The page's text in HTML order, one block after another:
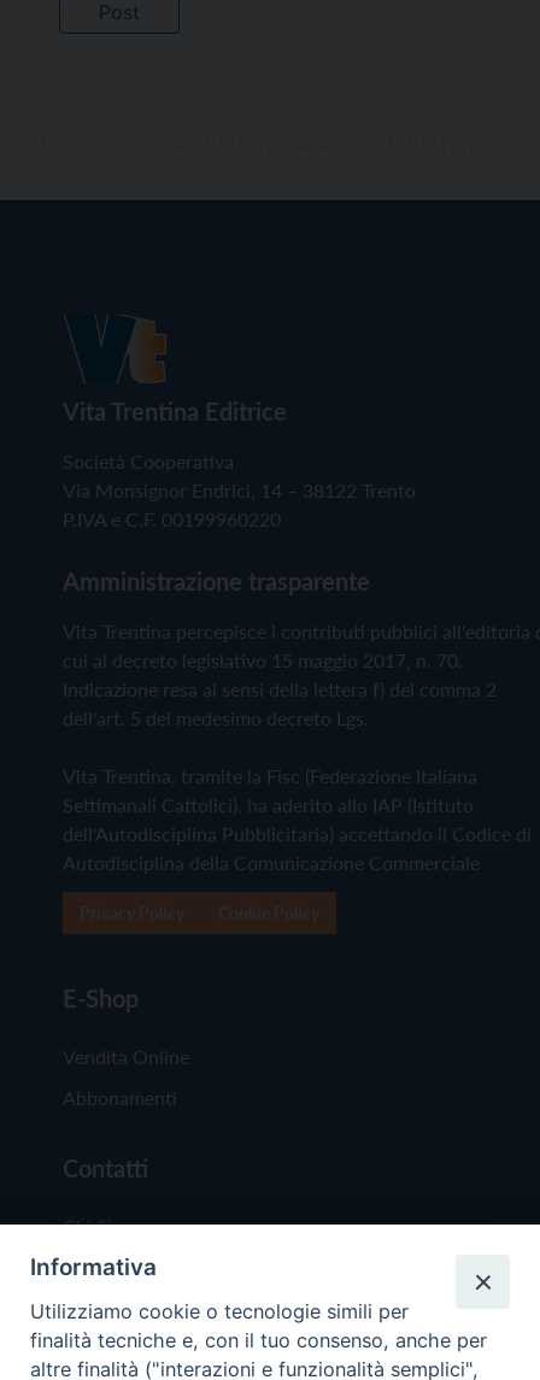
Vita Trentina Editrice
Società Cooperativa
Via Monsignor Endrici, 14 – 38122 Trento
P.IVA e C.F. 00199960220
Amministrazione trasparente
Vita Trentina percepisce i contributi pubblici all'editoria
cui al decreto legislativo 15 maggio 2017, n. 70.
Indicazione resa ai sensi della lettera f) del comma 2
dell'art. 5 del medesimo decreto Lgs.
Vita Trentina, tramite la Fisc (Federazione Italiana
Settimanali Cattolici), ha aderito allo IAP (Istituto
dell'Autodisciplina Pubblicitaria) accettando il Codice di
Autodisciplina della Comunicazione Commerciale
E-Shop
Vendita Online
Abbonamenti
Contatti
Chi Siamo
Redazione
Scrivici
Informativa
Utilizziamo cookie o tecnologie simili per
finalità tecniche e, con il tuo consenso, anche per
altre finalità ("interazioni e funzionalità semplici",